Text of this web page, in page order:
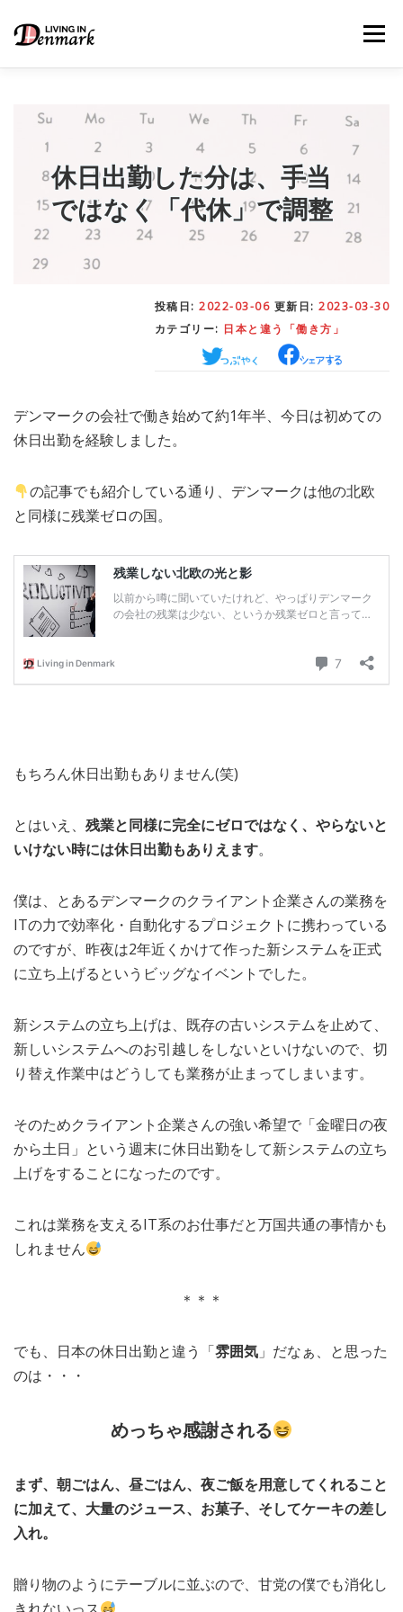
メニュー
LIFE TIPS – 生活便利帳 FOOD – ごはん事情
STUDY– 留学関連情報
– 日本人の考察
MEDIA– メディア掲載 TRAVEL– 旅行
EVERYDAY– 日常ブログ
ABOUT US- サイトについて
休日出勤した分は、手当
ではなく「代休」で調整
投稿日: 2022-03-06 更新日: 2023-03-30
カテゴリー: 日本と違う「働き方」
デンマークの会社で働き始めて約1年半、今日は初めての
休日出勤を経験しました。
の記事でも紹介している通り、デンマークは他の北欧
と同様に残業ゼロの国。
もちろん休日出勤もありません(笑)
とはいえ、 残業と同様に完全にゼロではなく、やらないと
いけない時には休日出勤もありえます。
僕は、とあるデンマークのクライアント企業さんの業務を
ITの力で効率化・自動化するプロジェクトに携わっている
のですが、昨夜は2年近くかけて作った新システムを正式
に立ち上げるというビッグなイベントでした。
新システムの立ち上げは、既存の古いシステムを止めて、
新しいシステムへのお引越しをしないといけないので、切
り替え作業中はどうしても業務が止まってしまいます。
そのためクライアント企業さんの強い希望で「金曜日の夜
から土日」という週末に休日出勤をして新システムの立ち
上げをすることになったのです。
これは業務を支えるIT系のお仕事だと万国共通の事情かも
しれません
＊＊＊
でも、日本の休日出勤と違う「雰囲気 」だなぁ、と思った
のは・・・
めっちゃ感謝される
まず、朝ごはん、昼ごはん、夜ご飯を用意してくれること
に加えて、大量のジュース、お菓子、そしてケーキの差し
入れ。
贈り物のようにテーブルに並ぶので、甘党の僕でも消化し